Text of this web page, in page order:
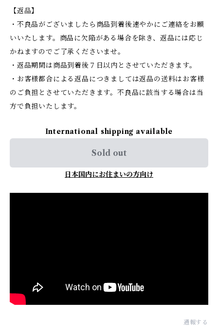
【返品】
・不良品がございましたら商品到着後速やかにご連絡をお願
いいたします。商品に欠陥がある場合を除き、返品には応じ
かねますのでご了承くださいませ。
・返品期間は商品到着後７日以内とさせていただきます。
・お客様都合による返品につきましては返品の送料はお客様
のご負担とさせていただきます。不良品に該当する場合は当
方で負担いたします。
International shipping available
Sold out
日本国内にお住まいの方向け
通報する